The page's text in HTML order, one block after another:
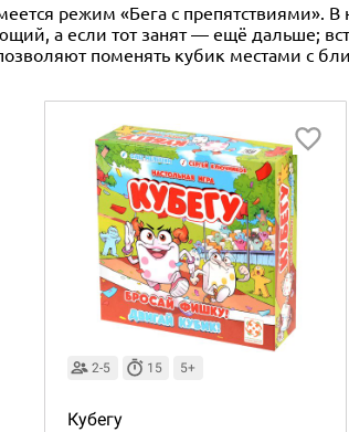
режим «Бега с препятствиями».
а если тот занят — ещё дальше;
поменять кубик местами с
2-5 15 5+
Кубегу